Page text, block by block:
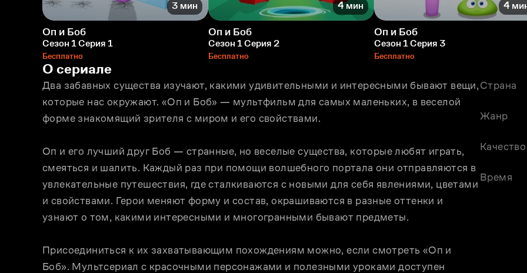
3 мин
Оп и Боб
Сезон 1 Серия 1
Бесплатно
4 мин
Оп и Боб
Сезон 1 Серия 2
Бесплатно
4
Оп и Боб
Сезон 1 Серия 3
Бесплатно
О сериале
Два забавных существа изучают, какими удивительными и интересными бывают вещи,
которые нас окружают. «Оп и Боб» — мультфильм для самых маленьких, в веселой
форме знакомящий зрителя с миром и его свойствами.
Оп и его лучший друг Боб — странные, но веселые существа, которые любят играть,
смеяться и шалить. Каждый раз при помощи волшебного портала они отправляются в
увлекательные путешествия, где сталкиваются с новыми для себя явлениями, цветами
и свойствами. Герои меняют форму и состав, окрашиваются в разные оттенки и
узнают о том, какими интересными и многогранными бывают предметы.
Присоединиться к их захватывающим похождениям можно, если смотреть «Оп и
Боб». Мультсериал с красочными персонажами и полезными уроками доступен
Страна
Жанр
Качество
Время